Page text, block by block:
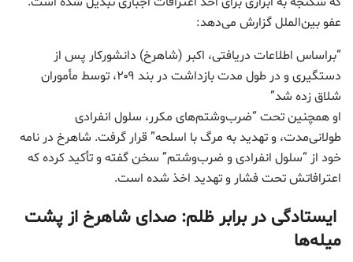
عفو بین‌الملل گزارش می‌دهد:
“براساس اطلاعات دریافتی، اکبر (شاهرخ) دانشورکار پس از
دستگیری و در طول مدت بازداشت در بند ۲۰۹، توسط مأموران
شلاق زده شد”
او همچنین تحت “ضرب‌وشتم‌های مکرر، سلول انفرادی
طولانی‌مدت، و تهدید به مرگ با اسلحه” قرار گرفت. شاهرخ در نامه
خود از “سلول انفرادی و ضرب‌وشتم” سخن گفته و تأکید کرده که
اعترافاتش تحت فشار و تهدید اخذ شده است.
ایستادگی در برابر ظلم: صدای شاهرخ از پشت
میله‌ها